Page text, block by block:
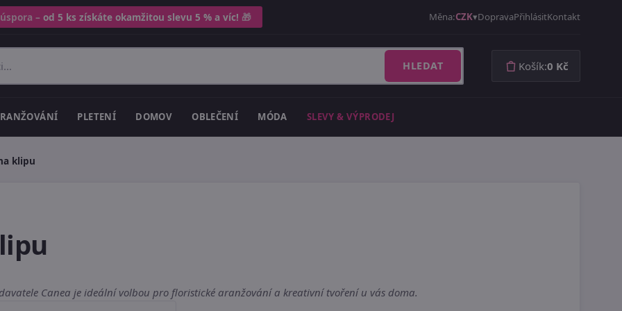
– od 5 ks získáte okamžitou slevu 5 % a víc! 🎁 Měna:CZK DopravaPřihlásitKontakt
HLEDAT Košík:0 Kč
PLETENÍ DOMOV OBLEČENÍ MÓDA SLEVY & VÝPRODEJ
klipu
Canea je ideální volbou pro floristické aranžování a kreativní tvoření u vás doma.